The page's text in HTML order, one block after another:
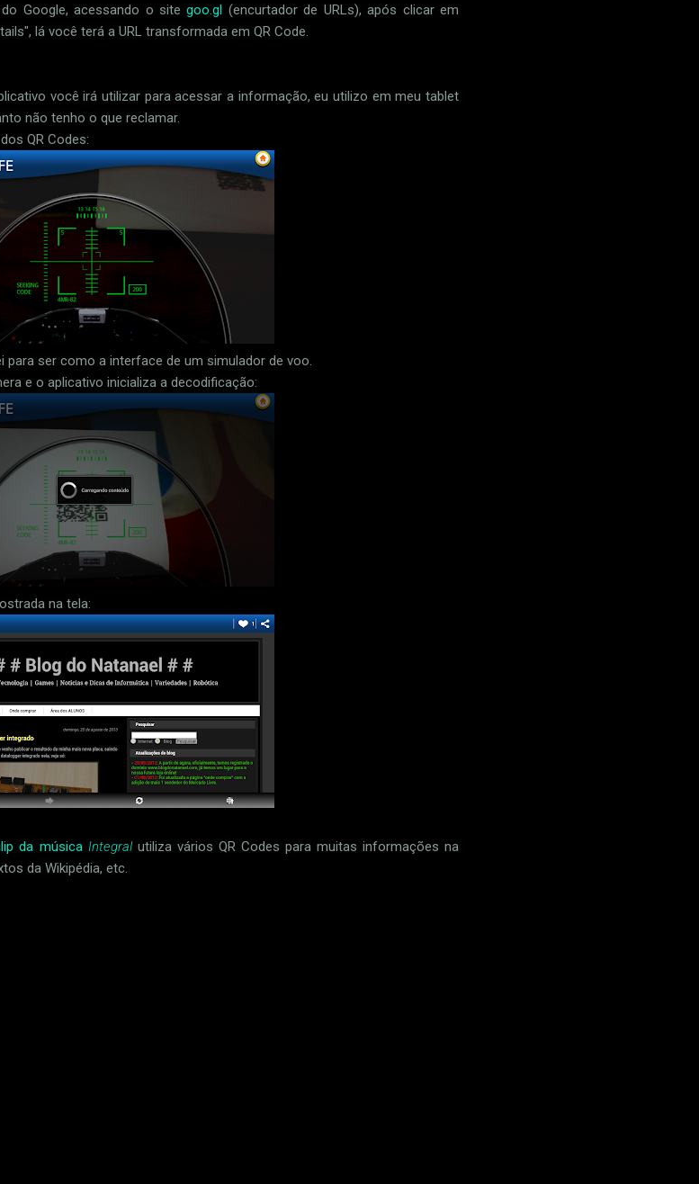
Google, acessando o sitegoo.gl (encurtador de URLs), após clicar em
lá você terá a URL transformada em QR Code.
você irá utilizar para acessar a informação, eu utilizo em meu tablet
não tenho o que reclamar.
QR Codes:
para ser como a interface de um simulador de voo.
e o aplicativo inicializa a decodificação:
na tela:
da música Integral utiliza vários QR Codes para muitas informações na
da Wikipédia, etc.